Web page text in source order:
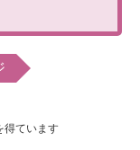
得ています